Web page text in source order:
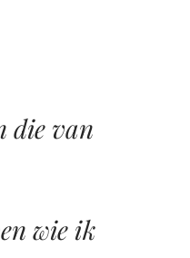
die van
wie ik